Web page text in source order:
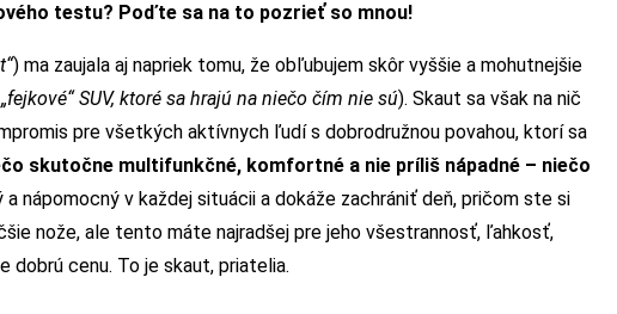
testu? Poďte sa na to pozrieť so mnou!
) ma zaujala aj napriek tomu, že obľubujem skôr vyššie a mohutnejšie
SUV, ktoré sa hrajú na niečo čím nie sú). Skaut sa však na nič
pre všetkých aktívnych ľudí s dobrodružnou povahou, ktorí sa
skutočne multifunkčné, komfortné a nie príliš nápadné – niečo
a nápomocný v každej situácii a dokáže zachrániť deň, pričom ste si
nože, ale tento máte najradšej pre jeho všestrannosť, ľahkosť,
cenu. To je skaut, priatelia.